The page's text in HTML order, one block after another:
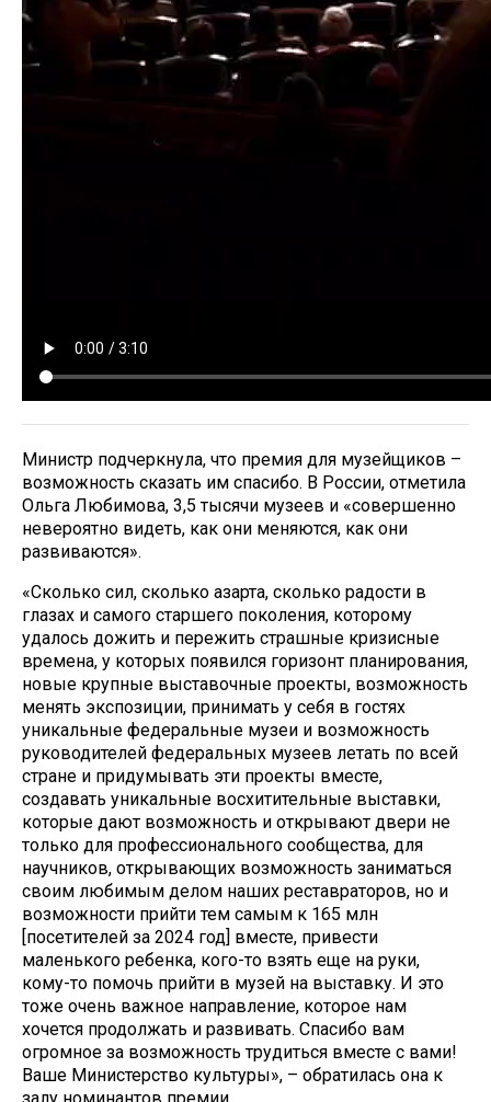
Министр подчеркнула, что премия для музейщиков –
возможность сказать им спасибо. В России, отметила
Ольга Любимова, 3,5 тысячи музеев и «совершенно
невероятно видеть, как они меняются, как они
развиваются».
«Сколько сил, сколько азарта, сколько радости в
глазах и самого старшего поколения, которому
удалось дожить и пережить страшные кризисные
времена, у которых появился горизонт планирования,
новые крупные выставочные проекты, возможность
менять экспозиции, принимать у себя в гостях
уникальные федеральные музеи и возможность
руководителей федеральных музеев летать по всей
стране и придумывать эти проекты вместе,
создавать уникальные восхитительные выставки,
которые дают возможность и открывают двери не
только для профессионального сообщества, для
научников, открывающих возможность заниматься
своим любимым делом наших реставраторов, но и
возможности прийти тем самым к 165 млн
[посетителей за 2024 год] вместе, привести
маленького ребенка, кого-то взять еще на руки,
кому-то помочь прийти в музей на выставку. И это
тоже очень важное направление, которое нам
хочется продолжать и развивать. Спасибо вам
огромное за возможность трудиться вместе с вами!
Ваше Министерство культуры», – обратилась она к